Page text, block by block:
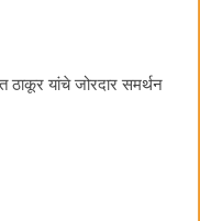
ठाकूर यांचे जोरदार समर्थन